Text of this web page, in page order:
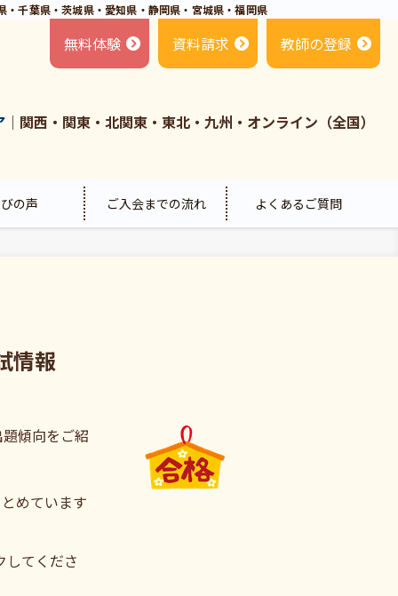
千葉県・茨城県・愛知県・静岡県・宮城県・福岡県
の声 ご入会までの流れ よくあるご質問
｜関西・関東・北関東・東北・九州・オンライン（全国）
無料体験 資料請求 教師の登録
情報
傾向をご紹
めています
てくださ